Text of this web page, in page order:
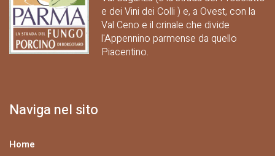
e dei Vini dei Colli ) e, a Ovest, con la
Val Ceno e il crinale che divide
l'Appennino parmense da quello
Piacentino.
Naviga nel sito
Home